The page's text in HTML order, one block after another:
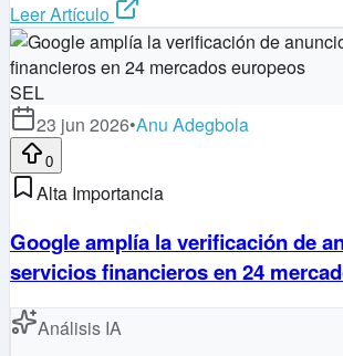
Leer Artículo
SEL
23 jun 2026•Anu Adegbola
0
Alta Importancia
Google amplía la verificación de
servicios financieros en 24
Análisis IA